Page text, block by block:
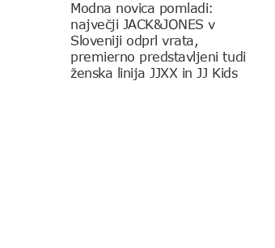
Modna novica pomladi:
največji JACK&JONES v
Sloveniji odprl vrata,
premierno predstavljeni tudi
ženska linija JJXX in JJ Kids